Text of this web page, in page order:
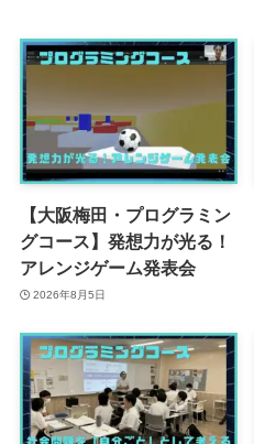
【大阪梅田・プログラミン
グコース】発想力が光る！
アレンジゲーム発表会
2026年8月5日